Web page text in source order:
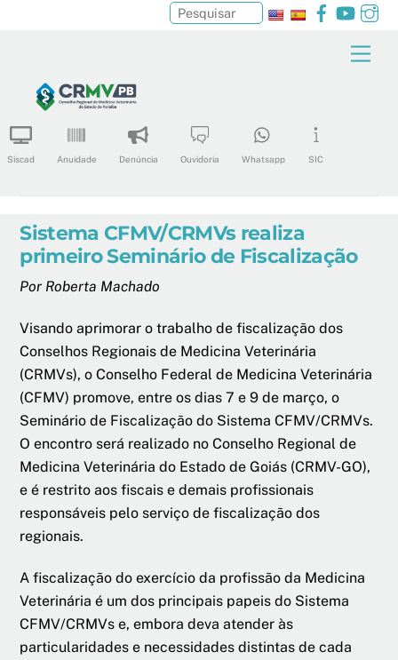
content
Facebook
Siscad Anuidade Denúncia Ouvidoria Whatsapp SIC
Pesquisar
Sistema CFMV/CRMVs realiza
primeiro Seminário de Fiscalização
Por Roberta Machado
Visando aprimorar o trabalho de fiscalização dos
Conselhos Regionais de Medicina Veterinária
(CRMVs), o Conselho Federal de Medicina Veterinária
(CFMV) promove, entre os dias 7 e 9 de março, o
Seminário de Fiscalização do Sistema CFMV/CRMVs.
O encontro será realizado no Conselho Regional de
Medicina Veterinária do Estado de Goiás (CRMV-GO),
e é restrito aos fiscais e demais profissionais
responsáveis pelo serviço de fiscalização dos
regionais.
A fiscalização do exercício da profissão da Medicina
Veterinária é um dos principais papeis do Sistema
CFMV/CRMVs e, embora deva atender às
particularidades e necessidades distintas de cada